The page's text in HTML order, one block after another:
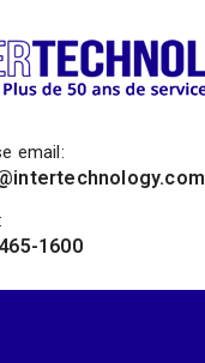
email:
1600